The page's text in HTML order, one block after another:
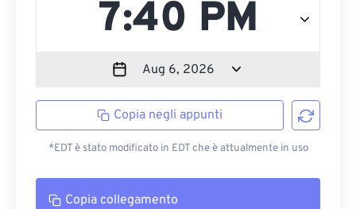
Copia negli appunti
*EDT è stato modificato in EDT che è attualmente in uso
Copia collegamento